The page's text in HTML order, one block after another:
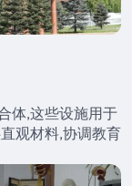
体,这些设施用于
观材料,协调教育